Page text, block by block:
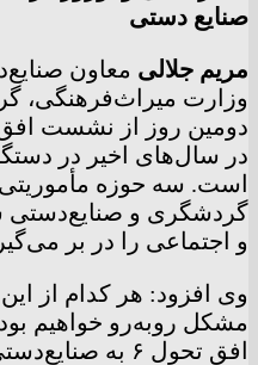
صنایع دستی
مریم جلالی معاون
وزارت میراث‌فرهنگی،
در سال‌های اخیر در
است. سه حوزه
گردشگری و صنایع‌دستی
و اجتماعی را در بر
وی افزود: هر کدام از
مشکل روبه‌رو خواهیم
افق تحول ۶ به صنایع‌دستی توجه ویژه شده است.